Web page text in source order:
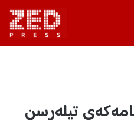
تیلەرسن‌